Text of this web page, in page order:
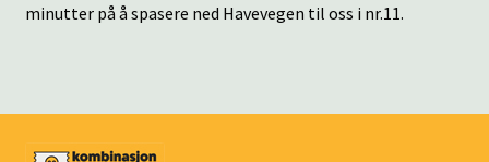
minutter på å spasere ned Havevegen til oss i nr.11.